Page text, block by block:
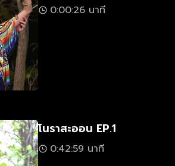
0:00:26 นาที
โนราสะออน EP.1
0:42:59 นาที